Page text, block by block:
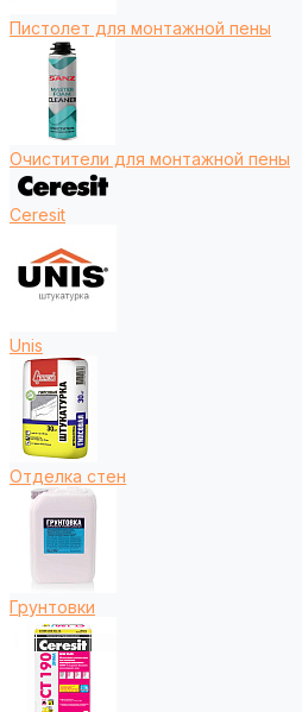
Пистолет для монтажной пены
Очистители для монтажной пены
Ceresit
Unis
Отделка стен
Грунтовки